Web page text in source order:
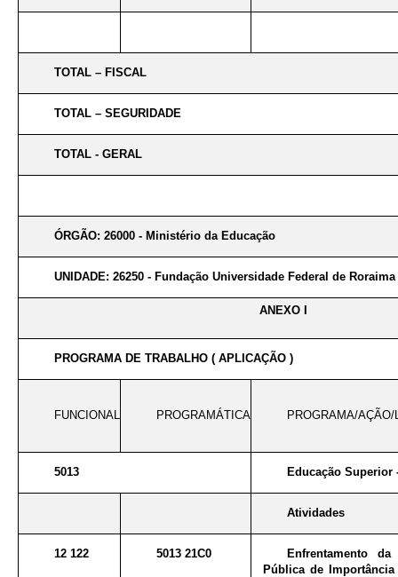
TOTAL – FISCAL
TOTAL – SEGURIDADE
TOTAL - GERAL
ÓRGÃO: 26000 - Ministério da Educação
UNIDADE: 26250 - Fundação Universidade Federal de Roraima
ANEXO I
PROGRAMA DE TRABALHO ( APLICAÇÃO )
FUNCIONAL PROGRAMÁTICA PROGRAMA/
5013 Educação Superior
Atividades
12 122 5013 21C0
Enfrentamento
Pública de